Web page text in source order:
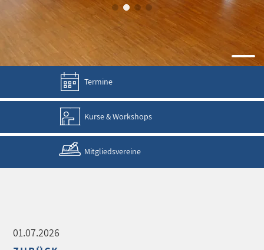
Termine
Kurse & Workshops
Mitgliedsvereine
01.07.2026